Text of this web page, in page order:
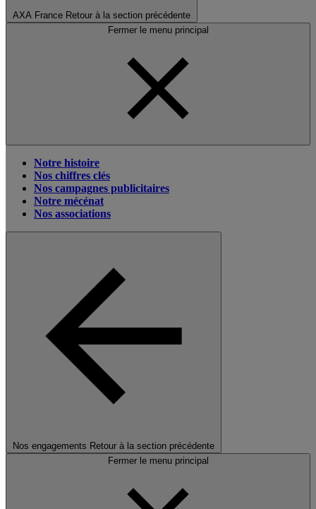
AXA France Retour à la section précédente
Fermer le menu principal
Notre histoire
Nos chiffres clés
Nos campagnes publicitaires
Notre mécénat
Nos associations
Nos engagements Retour à la section précédente
Fermer le menu principal